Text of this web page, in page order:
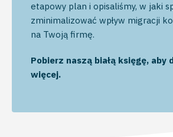
etapowy plan i opisaliśmy, w jaki
zminimalizować wpływ migracji
na Twoją firmę.
Pobierz naszą białą księgę, aby
więcej.